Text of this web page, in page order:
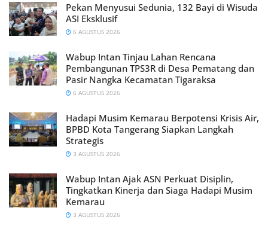
Pekan Menyusui Sedunia, 132 Bayi di Wisuda
ASI Eksklusif
6 AGUSTUS 2026
Wabup Intan Tinjau Lahan Rencana
Pembangunan TPS3R di Desa Pematang dan
Pasir Nangka Kecamatan Tigaraksa
6 AGUSTUS 2026
Hadapi Musim Kemarau Berpotensi Krisis Air,
BPBD Kota Tangerang Siapkan Langkah
Strategis
3 AGUSTUS 2026
Wabup Intan Ajak ASN Perkuat Disiplin,
Tingkatkan Kinerja dan Siaga Hadapi Musim
Kemarau
3 AGUSTUS 2026